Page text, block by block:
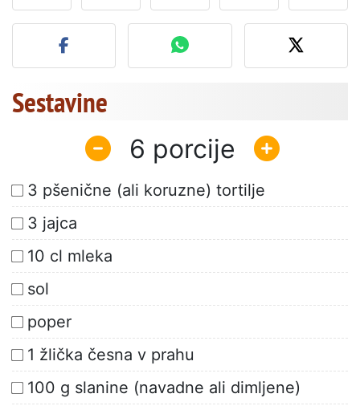
Objavite svojo fotografijo
Sestavine
6
3 pšenične (ali koruzne) tortilje
3 jajca
10 cl mleka
sol
poper
1 žlička česna v prahu
100 g slanine (navadne ali dimljene)